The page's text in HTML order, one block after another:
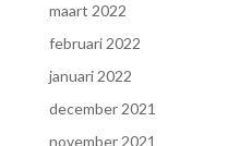
maart 2022
februari 2022
januari 2022
december 2021
november 2021